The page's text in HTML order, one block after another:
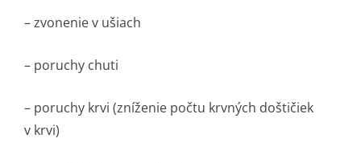
– zvonenie v ušiach
– poruchy chuti
– poruchy krvi (zníženie počtu krvných doštičiek
v krvi)